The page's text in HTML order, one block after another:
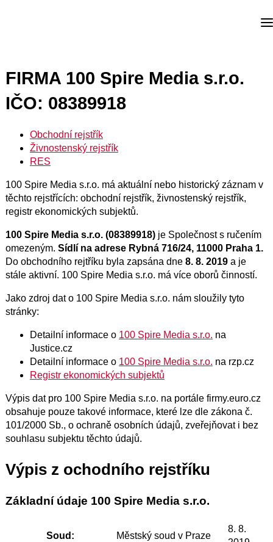
FIRMA 100 Spire Media s.r.o.
IČO: 08389918
Obchodní rejstřík
Živnostenský rejstřík
RES
100 Spire Media s.r.o. má aktuální nebo historický záznam v
těchto rejstřících: obchodní rejstřík, živnostenský rejstřík,
registr ekonomických subjektů.
100 Spire Media s.r.o. (08389918)je Společnost s ručením
omezeným. Sídlí na adrese Rybná 716/24, 11000 Praha 1.
Do obchodního rejtříku byla zapsána dne 8. 8. 2019a je
stále aktivní. 100 Spire Media s.r.o. má více oborů činností.
Jako zdroj dat o 100 Spire Media s.r.o. nám sloužily tyto
stránky:
Detailní informace o 100 Spire Media s.r.o. na
Justice.cz
Detailní informace o 100 Spire Media s.r.o. na rzp.cz
Registr ekonomických subjektů
Výpis dat pro 100 Spire Media s.r.o. na portále firmy.euro.cz
obsahuje pouze takové informace, které lze dle zákona č.
101/2000 Sb., o ochraně osobních údajů, zveřejňovat i bez
souhlasu subjektu těchto údajů.
Výpis z ochodního rejstříku
Základní údaje 100 Spire Media s.r.o.
Soud: Městský soud v Praze
8. 8.